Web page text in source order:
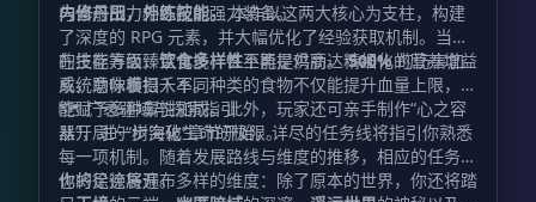
与当前战力相匹配的强力装备。
内修丹田，外练技能。本作以这两大核心为支柱，构建
了深度的 RPG 元素，并大幅优化了经验获取机制。当你
的技能等级臻至化境，甚至能提供高达500%的伤害加
成，助你横扫千军。
在生存方面，饮食多样性不再是鸡肋。精细化的营养增益
系统意味着摄入不同种类的食物不仅能提升血量上限，还
能赋予多种属性加成。此外，玩家还可亲手制作“心之容
器”，进一步突破生命的极限。
🗺️ 广袤疆域与探索指引
从开局的“树海化”章节开始，详尽的任务线将指引你熟悉
每一项机制。随着发展路线与维度的推移，相应的任务链
也将徐徐展开。
你的足迹将遍布多样的维度：除了原本的世界，你还将踏